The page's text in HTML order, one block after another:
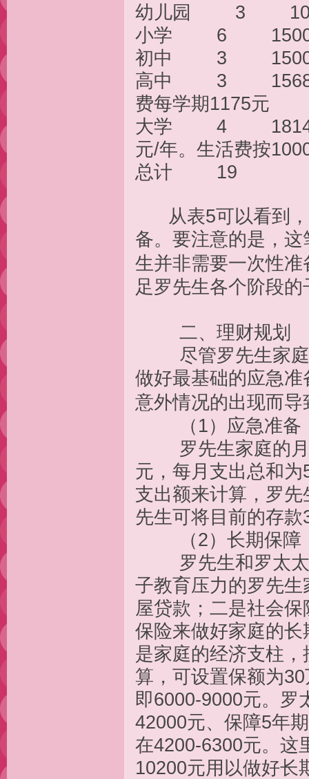
幼儿园 3
小学 6
初中 3
高中 3 15684
费每学期1175元
大学 4 18140
元/年。生活费按
总计 19
从表5可以看到，
备。要注意的是，
生并非需要一次性
足罗先生各个阶段
二、理财规划
尽管罗先生家庭
做好最基础的应急
意外情况的出现而导
（1）应急准备
罗先生家庭的月
元，每月支出总和
支出额来计算，罗
先生可将目前的存
（2）长期保障
罗先生和罗太太
子教育压力的罗先
屋贷款；二是社会
保险来做好家庭的
是家庭的经济支柱
算，可设置保额为
即6000-9000元。罗
42000元、保障5年
在4200-6300元。这
10200元用以做好长